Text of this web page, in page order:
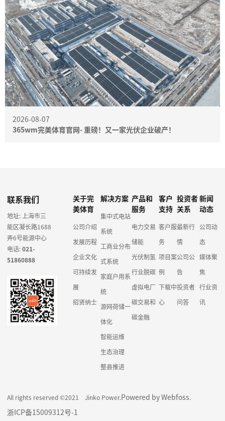
2026-08-07
365wm完美体育官网- 重磅！又一家光伏企业破产！
联系我们
地址: 上海市三
能区凝长路1688
弄6号能源中心
电话:021-
51860888
关于完
美体育
公司介绍
发展历程
企业文化
可持续发
展
招贤纳士
解决方案
集中式电站
系统
工商业分布
式系统
家庭户用系
统
源网荷储一
体化
智能运维
生态治理
整县推进
产品和
服务
电力交易
储能
光伏制氢
行业脱碳
虚拟电厂
碳交易和
碳金融
客户
支持
客户服
务
项目案
例
下载中
心
投资者
关系
最新行
情
公司公
告
投资者
问答
新闻
动态
公司动
态
媒体聚
焦
行业资
讯
All rights reserved ©2021 Jinko Power.Powered by Webfoss.
浙ICP备15009312号-1